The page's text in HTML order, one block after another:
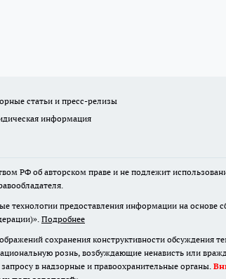
статьи и пресс-релизы
информация
РФ об авторском праве и не подлежит
предоставления информации на основе
Подробнее
сохранения конструктивности обсуждения
рознь, возбуждающие ненависть или
в надзорные и правоохранительные органы.